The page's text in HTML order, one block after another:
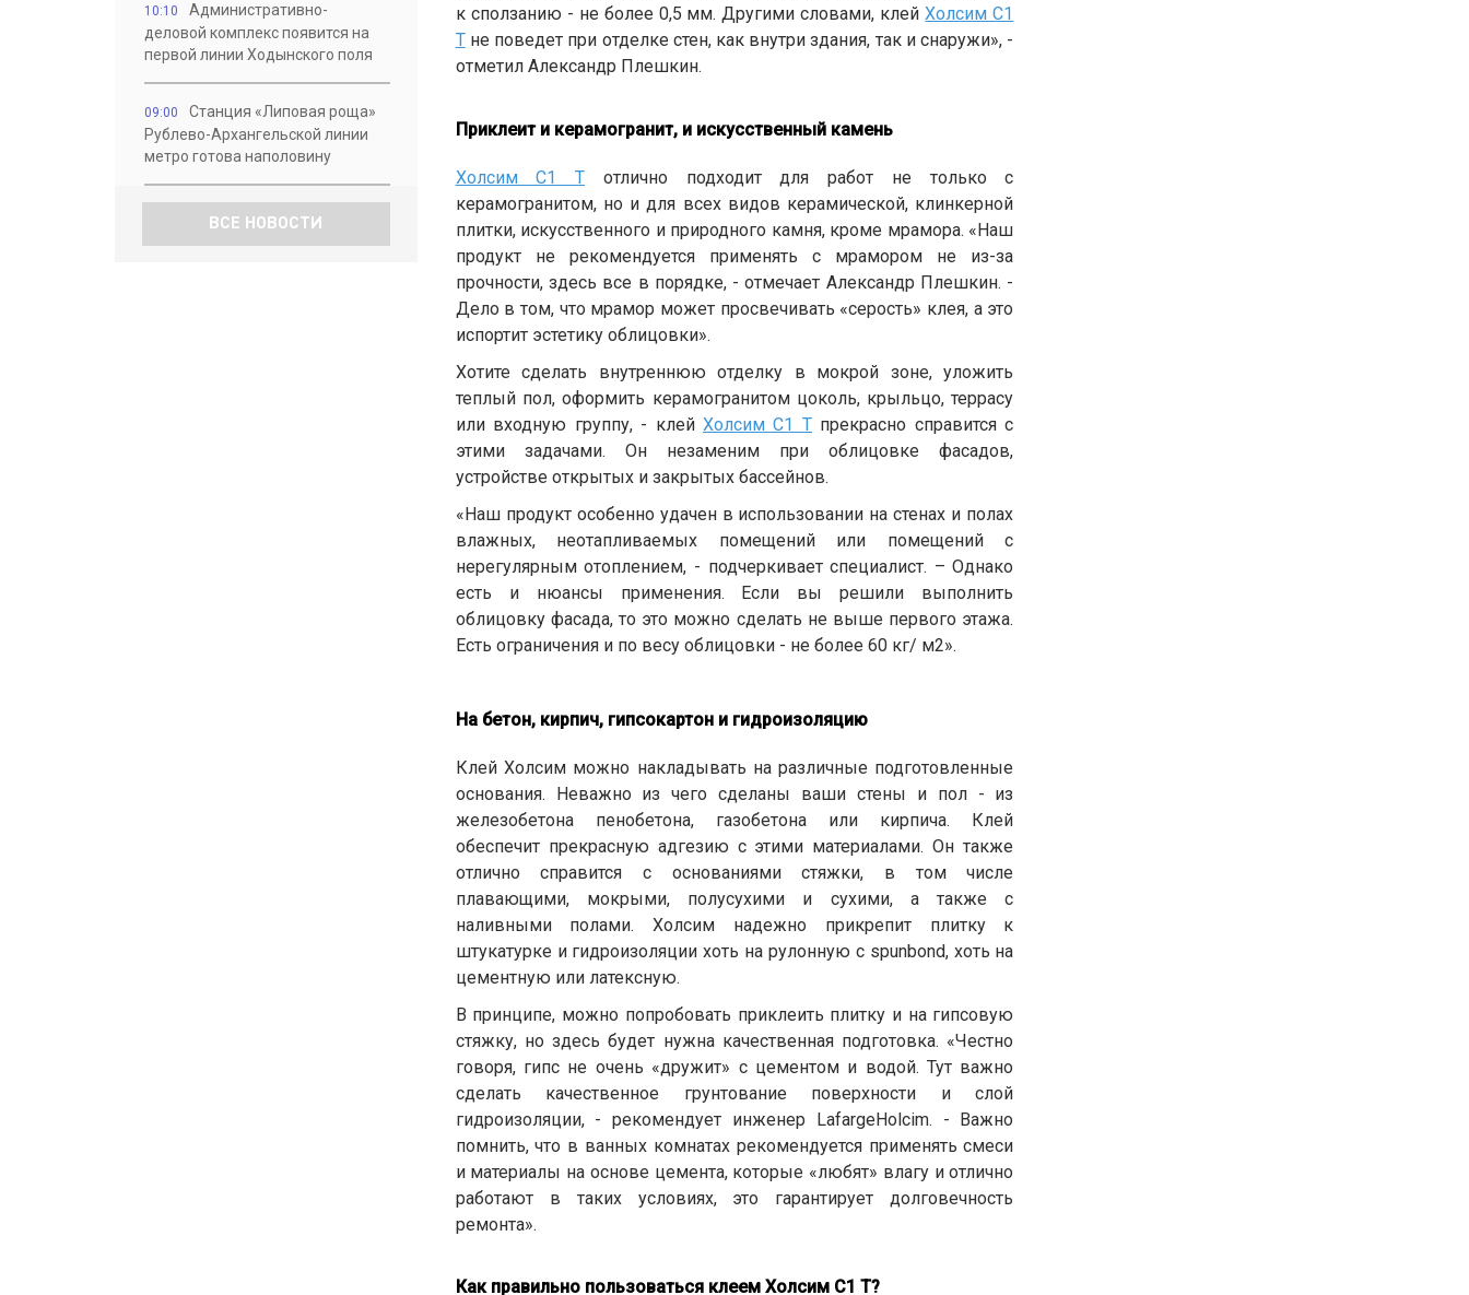
10:10
Административно-
деловой комплекс появится на
первой линии Ходынского поля
09:00
Станция «Липовая роща»
Рублево-Архангельской линии
метро готова наполовину
ВСЕ НОВОСТИ
к сползанию - не более 0,5 мм. Другими словами, клейХолсим C1
Tне поведет при отделке стен, как внутри здания, так и снаружи», -
отметил Александр Плешкин.
Приклеит и керамогранит, и искусственный камень
Холсим C1 T отлично подходит для работ не только с
керамогранитом, но и для всех видов керамической, клинкерной
плитки, искусственного и природного камня, кроме мрамора. «Наш
продукт не рекомендуется применять с мрамором не из-за
прочности, здесь все в порядке, - отмечает Александр Плешкин. -
Дело в том, что мрамор может просвечивать «серость» клея, а это
испортит эстетику облицовки».
Хотите сделать внутреннюю отделку в мокрой зоне, уложить
теплый пол, оформить керамогранитом цоколь, крыльцо, террасу
или входную группу, - клейХолсим C1 Tпрекрасно справится с
этими задачами. Он незаменим при облицовке фасадов,
устройстве открытых и закрытых бассейнов.
«Наш продукт особенно удачен в использовании на стенах и полах
влажных, неотапливаемых помещений или помещений с
нерегулярным отоплением, - подчеркивает специалист. – Однако
есть и нюансы применения. Если вы решили выполнить
облицовку фасада, то это можно сделать не выше первого этажа.
Есть ограничения и по весу облицовки - не более 60 кг/ м2».
На бетон, кирпич, гипсокартон и гидроизоляцию
Клей Холсим можно накладывать на различные подготовленные
основания. Неважно из чего сделаны ваши стены и пол - из
железобетона пенобетона, газобетона или кирпича. Клей
обеспечит прекрасную адгезию с этими материалами. Он также
отлично справится с основаниями стяжки, в том числе
плавающими, мокрыми, полусухими и сухими, а также с
наливными полами. Холсим надежно прикрепит плитку к
штукатурке и гидроизоляции хоть на рулонную с spunbond, хоть на
цементную или латексную.
В принципе, можно попробовать приклеить плитку и на гипсовую
стяжку, но здесь будет нужна качественная подготовка. «Честно
говоря, гипс не очень «дружит» с цементом и водой. Тут важно
сделать качественное грунтование поверхности и слой
гидроизоляции, - рекомендует инженер LafargeHolcim. - Важно
помнить, что в ванных комнатах рекомендуется применять смеси
и материалы на основе цемента, которые «любят» влагу и отлично
работают в таких условиях, это гарантирует долговечность
ремонта».
Как правильно пользоваться клеем Холсим C1 T?